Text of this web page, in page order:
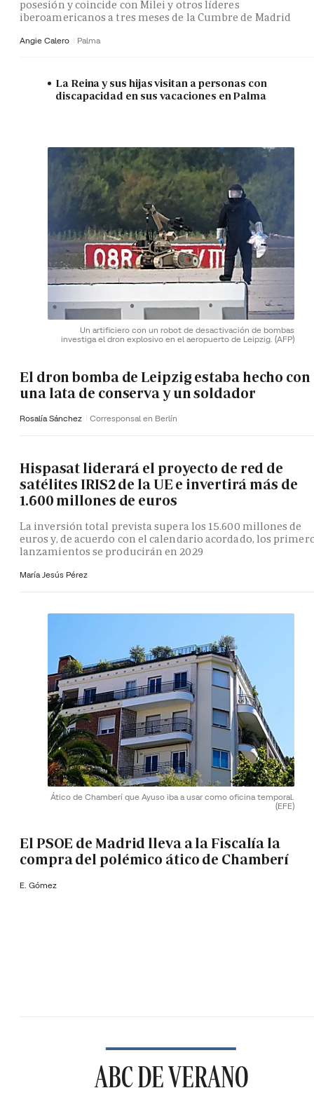
posesión y coincide con Milei y otros líderes
iberoamericanos a tres meses de la Cumbre de Madrid
Angie Calero Palma
La Reina y sus hijas visitan a personas con
discapacidad en sus vacaciones en Palma
Un artificiero con un robot de desactivación de bombas
investiga el dron explosivo en el aeropuerto de Leipzig. (AFP)
El dron bomba de Leipzig estaba hecho con
una lata de conserva y un soldador
Rosalía Sánchez Corresponsal en Berlín
Hispasat liderará el proyecto de red de
satélites IRIS2 de la UE e invertirá más de
1.600 millones de euros
La inversión total prevista supera los 15.600 millones de
euros y, de acuerdo con el calendario acordado, los
lanzamientos se producirán en 2029
María Jesús Pérez
Ático de Chamberí que Ayuso iba a usar como oficina temporal.
(EFE)
El PSOE de Madrid lleva a la Fiscalía la
compra del polémico ático de Chamberí
E. Gómez
ABC DE VERANO